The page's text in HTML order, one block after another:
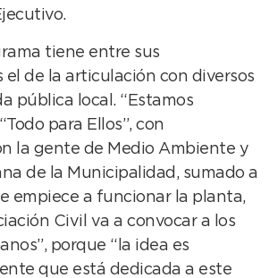
tiene entre sus
de la articulación con diversos
pública local. “Estamos
para Ellos”, con
la gente de Medio Ambiente y
de la Municipalidad, sumado a
empiece a funcionar la planta,
Civil va a convocar a los
porque “la idea es
que está dedicada a este